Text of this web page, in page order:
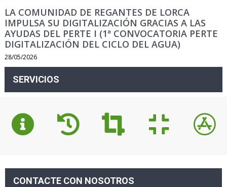
LA COMUNIDAD DE REGANTES DE LORCA
IMPULSA SU DIGITALIZACIÓN GRACIAS A LAS
AYUDAS DEL PERTE I (1ª CONVOCATORIA PERTE
DIGITALIZACIÓN DEL CICLO DEL AGUA)
28/05/2026
SERVICIOS
CONTACTE CON NOSOTROS